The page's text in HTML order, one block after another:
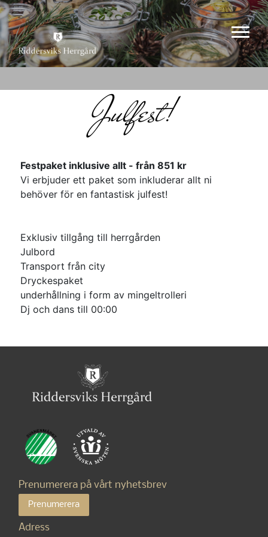
julfest!
Festpaket inklusive allt - från 851 kr
Vi erbjuder ett paket som inkluderar allt ni
behöver för en fantastisk julfest!
Exklusiv tillgång till herrgården
Julbord
Transport från city
Dryckespaket
underhållning i form av mingeltrolleri
Dj och dans till 00:00
Prenumerera på vårt nyhetsbrev
Prenumerera
Adress